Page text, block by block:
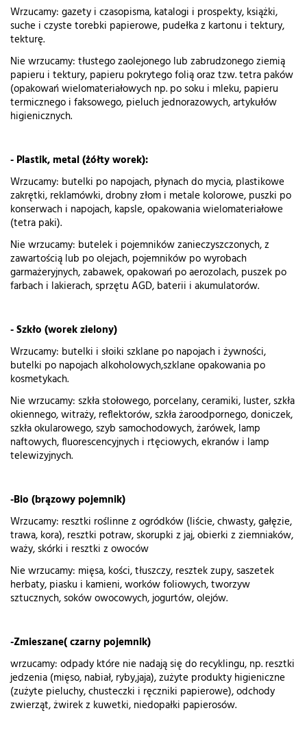
Wrzucamy: gazety i czasopisma, katalogi i prospekty, książki,
suche i czyste torebki papierowe, pudełka z kartonu i tektury,
tekturę.
Nie wrzucamy: tłustego zaolejonego lub zabrudzonego ziemią
papieru i tektury, papieru pokrytego folią oraz tzw. tetra paków
(opakowań wielomateriałowych np. po soku i mleku, papieru
termicznego i faksowego, pieluch jednorazowych, artykułów
higienicznych.
- Plastik, metal (żółty worek):
Wrzucamy: butelki po napojach, płynach do mycia, plastikowe
zakrętki, reklamówki, drobny złom i metale kolorowe, puszki po
konserwach i napojach, kapsle, opakowania wielomateriałowe
(tetra paki).
Nie wrzucamy: butelek i pojemników zanieczyszczonych, z
zawartością lub po olejach, pojemników po wyrobach
garmażeryjnych, zabawek, opakowań po aerozolach, puszek po
farbach i lakierach, sprzętu AGD, baterii i akumulatorów.
- Szkło (worek zielony)
Wrzucamy: butelki i słoiki szklane po napojach i żywności,
butelki po napojach alkoholowych,szklane opakowania po
kosmetykach.
Nie wrzucamy: szkła stołowego, porcelany, ceramiki, luster, szkła
okiennego, witraży, reflektorów, szkła żaroodpornego, doniczek,
szkła okularowego, szyb samochodowych, żarówek, lamp
naftowych, fluorescencyjnych i rtęciowych, ekranów i lamp
telewizyjnych.
-Bio (brązowy pojemnik)
Wrzucamy: resztki roślinne z ogródków (liście, chwasty, gałęzie,
trawa, kora), resztki potraw, skorupki z jaj, obierki z ziemniaków,
waży, skórki i resztki z owoców
Nie wrzucamy: mięsa, kości, tłuszczy, resztek zupy, saszetek
herbaty, piasku i kamieni, worków foliowych, tworzyw
sztucznych, soków owocowych, jogurtów, olejów.
-Zmieszane( czarny pojemnik)
wrzucamy: odpady które nie nadają się do recyklingu, np. resztki
jedzenia (mięso, nabiał, ryby,jaja), zużyte produkty higieniczne
(zużyte pieluchy, chusteczki i ręczniki papierowe), odchody
zwierząt, żwirek z kuwetki, niedopałki papierosów.